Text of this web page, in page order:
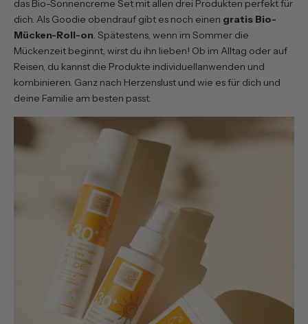
das Bio-Sonnencreme Set mit allen drei Produkten perfekt für
dich. Als Goodie obendrauf gibt es noch einen gratis Bio-
Mücken-Roll-on. Spätestens, wenn im Sommer die
Mückenzeit beginnt, wirst du ihn lieben! Ob im Alltag oder auf
Reisen, du kannst die Produkte individuellanwenden und
kombinieren. Ganz nach Herzenslust und wie es für dich und
deine Familie am besten passt.